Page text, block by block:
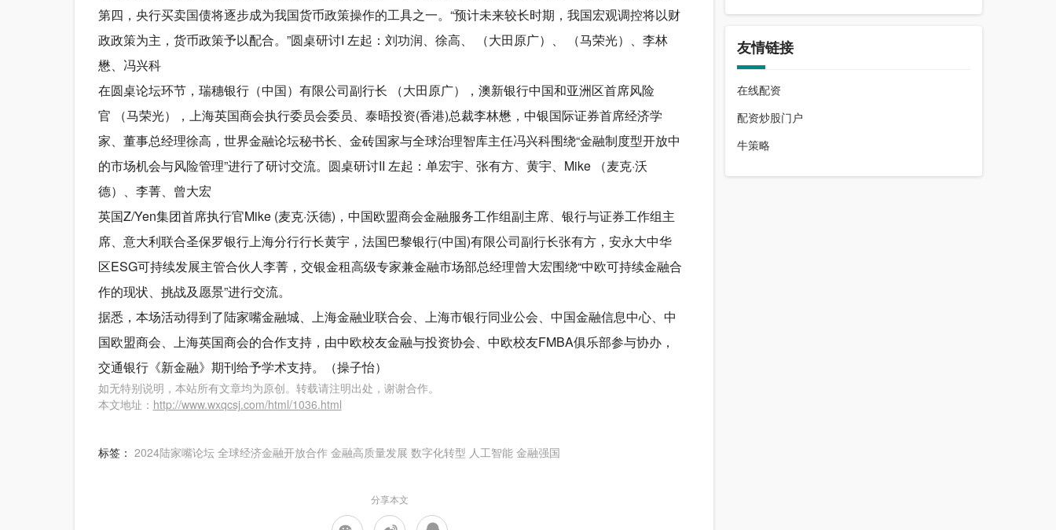
第四，央行买卖国债将逐步成为我国货币政策操作的工具之一。“预计未来较长时期，我国宏观调控将以财
政政策为主，货币政策予以配合。”圆桌研讨I 左起：刘功润、徐高、 （大田原广）、 （马荣光）、李林
懋、冯兴科
在圆桌论坛环节，瑞穗银行（中国）有限公司副行长 （大田原广），澳新银行中国和亚洲区首席风险
官 （马荣光），上海英国商会执行委员会委员、泰晤投资(香港)总裁李林懋，中银国际证券首席经济学
家、董事总经理徐高，世界金融论坛秘书长、金砖国家与全球治理智库主任冯兴科围绕“金融制度型开放中
的市场机会与风险管理”进行了研讨交流。圆桌研讨II 左起：单宏宇、张有方、黄宇、Mike （麦克·沃
德）、李菁、曾大宏
英国Z/Yen集团首席执行官Mike (麦克·沃德)，中国欧盟商会金融服务工作组副主席、银行与证券工作组主
席、意大利联合圣保罗银行上海分行行长黄宇，法国巴黎银行(中国)有限公司副行长张有方，安永大中华
区ESG可持续发展主管合伙人李菁，交银金租高级专家兼金融市场部总经理曾大宏围绕“中欧可持续金融合
作的现状、挑战及愿景”进行交流。
据悉，本场活动得到了陆家嘴金融城、上海金融业联合会、上海市银行同业公会、中国金融信息中心、中
国欧盟商会、上海英国商会的合作支持，由中欧校友金融与投资协会、中欧校友FMBA俱乐部参与协办，
交通银行《新金融》期刊给予学术支持。（操子怡）
如无特别说明，本站所有文章均为原创。转载请注明出处，谢谢合作。
本文地址： http://www.wxqcsj.com/html/1036.html
标签： 2024陆家嘴论坛 全球经济金融开放合作 金融高质量发展 数字化转型 人工智能 金融强国
分享本文
友情链接
在线配资
配资炒股门户
牛策略